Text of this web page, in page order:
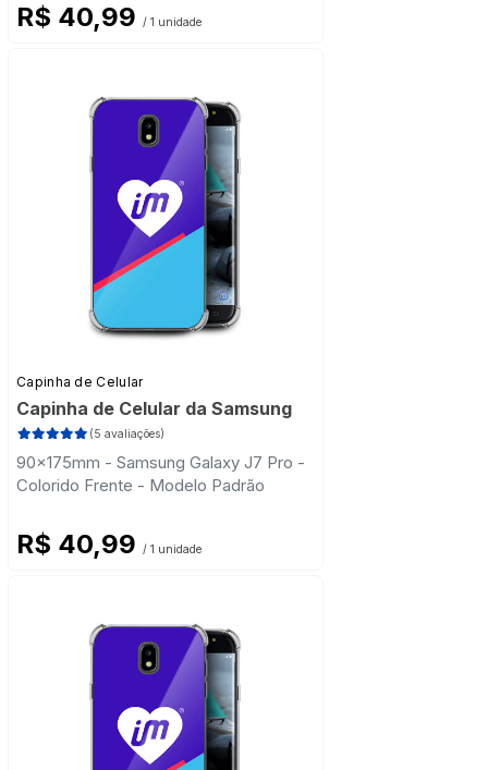
R$ 40,99 / 1 unidade
Capinha de Celular
Capinha de Celular da Samsung
(5 avaliações)
90x175mm - Samsung Galaxy J7 Pro -
Colorido Frente - Modelo Padrão
R$ 40,99 / 1 unidade